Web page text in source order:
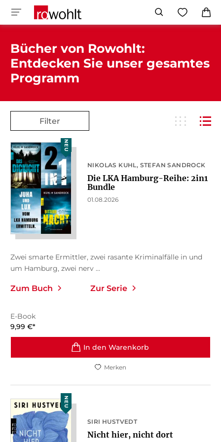
Bücher von Rowohlt:
Entdecken Sie unser gesamtes
Programm
Filter
NEU
NIKOLAS KUHL STEFAN SANDROCK
Die LKA Hamburg-Reihe: 2in1
Bundle
01.08.2026
Zwei smarte Ermittler, zwei rasante Kriminalfälle in und
um Hamburg, zwei nerv ...
Zum Buch Zur Serie
E-Book
9,99 €*
In den Warenkorb
Merken
NEU
SIRI HUSTVEDT
Nicht hier, nicht dort